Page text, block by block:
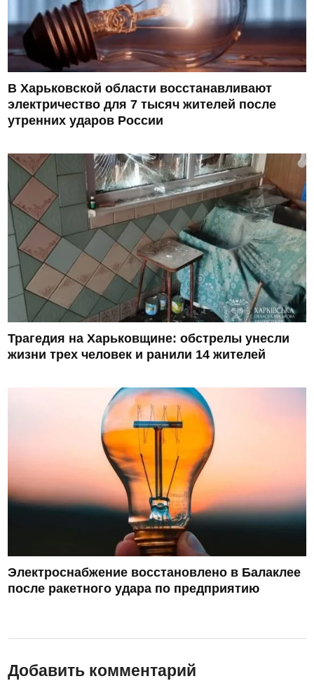
В Харьковской области восстанавливают
электричество для 7 тысяч жителей после
утренних ударов России
Трагедия на Харьковщине: обстрелы унесли
жизни трех человек и ранили 14 жителей
Электроснабжение восстановлено в Балаклее
после ракетного удара по предприятию
Добавить комментарий